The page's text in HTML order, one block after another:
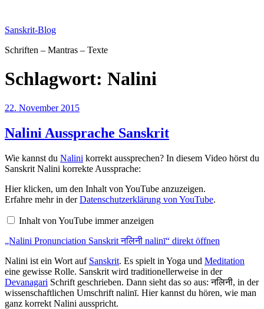
springen
Sanskrit-Blog
Schriften – Mantras – Texte
Schlagwort: Nalini
Veröffentlicht
22. November 2015
Nalini Aussprache Sanskrit
Wie kannst du Nalini korrekt aussprechen? In diesem Video hörst du
Sanskrit Nalini korrekte Aussprache:
„Nalini
Pronunciation
Sanskrit
nalinī“
YouTube
Hier klicken, um den Inhalt von YouTube anzuzeigen.
Erfahre mehr in derDatenschutzerklärung von YouTube.
Inhalt von YouTube immer anzeigen
„Nalini Pronunciation Sanskrit नलिनी nalinī“ direkt öffnen
Nalini ist ein Wort auf Sanskrit. Es spielt in Yoga und Meditation
eine gewisse Rolle. Sanskrit wird traditionellerweise in der
Devanagari Schrift geschrieben. Dann sieht das so aus: नलिनी, in der
wissenschaftlichen Umschrift nalinī. Hier kannst du hören, wie man
ganz korrekt Nalini ausspricht.